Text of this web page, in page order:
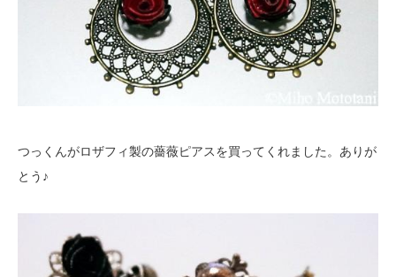
つっくんがロザフィ製の薔薇ピアスを買ってくれました。ありが
とう♪